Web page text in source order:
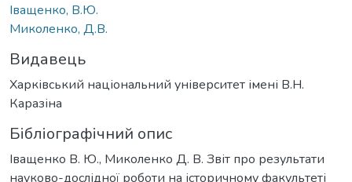
Іващенко, В.Ю.
Миколенко, Д.В.
Видавець
Харківський національний університет імені В.Н.
Каразіна
Бібліографічний опис
Іващенко В. Ю., Миколенко Д. В. Звіт про результати
науково-дослідної роботи на історичному факультеті